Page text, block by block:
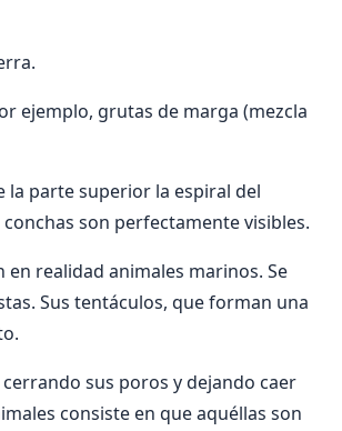
ejemplo, grutas de marga (mezcla
la parte superior la espiral del
son perfectamente visibles.
realidad animales marinos. Se
Sus tentáculos, que forman una
sus poros y dejando caer
consiste en que aquéllas son